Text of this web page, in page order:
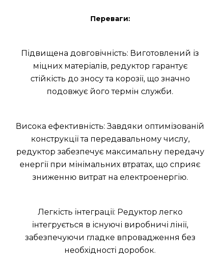
Переваги:
Підвищена довговічність: Виготовлений із
міцних матеріалів, редуктор гарантує
стійкість до зносу та корозії, що значно
подовжує його термін служби.
Висока ефективність: Завдяки оптимізованій
конструкції та передавальному числу,
редуктор забезпечує максимальну передачу
енергії при мінімальних втратах, що сприяє
зниженню витрат на електроенергію.
Легкість інтеграції: Редуктор легко
інтегрується в існуючі виробничі лінії,
забезпечуючи гладке впровадження без
необхідності доробок.